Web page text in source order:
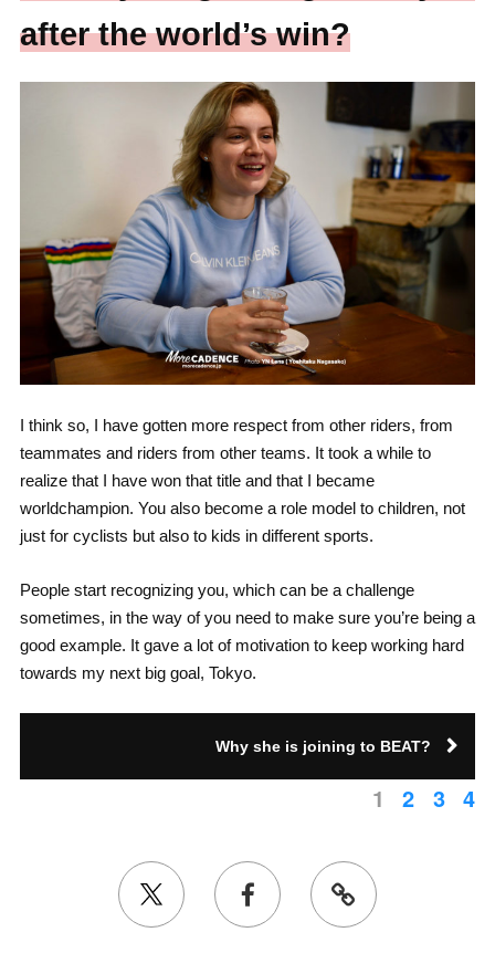
after the world’s win?
I think so, I have gotten more respect from other riders, from
teammates and riders from other teams. It took a while to
realize that I have won that title and that I became
worldchampion. You also become a role model to children, not
just for cyclists but also to kids in different sports.
People start recognizing you, which can be a challenge
sometimes, in the way of you need to make sure you’re being a
good example. It gave a lot of motivation to keep working hard
towards my next big goal, Tokyo.
Why she is joining to BEAT?
1 2 3 4